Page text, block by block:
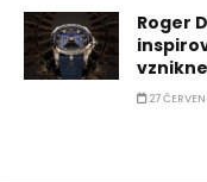
Roger
27